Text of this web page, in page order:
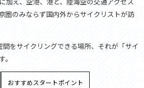
圏のみならず国内外からサイクリストが訪
をサイクリングできる場所、それが「サイ
おすすめスタートポイント